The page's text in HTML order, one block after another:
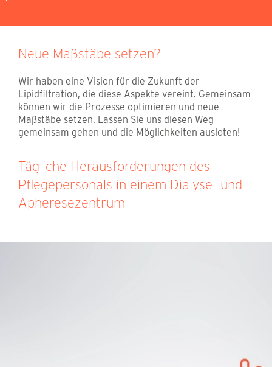
Neue Maßstäbe setzen?
Wir haben eine Vision für die Zukunft der
Lipidfiltration, die diese Aspekte vereint. Gemeinsam
können wir die Prozesse optimieren und neue
Maßstäbe setzen. Lassen Sie uns diesen Weg
gemeinsam gehen und die Möglichkeiten ausloten!
Tägliche Herausforderungen des
Pflegepersonals in einem Dialyse- und
Apheresezentrum